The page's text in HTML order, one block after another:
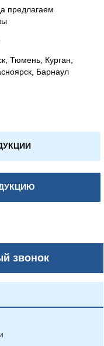
предлагаем
Тюмень, Курган,
Барнаул
звонок